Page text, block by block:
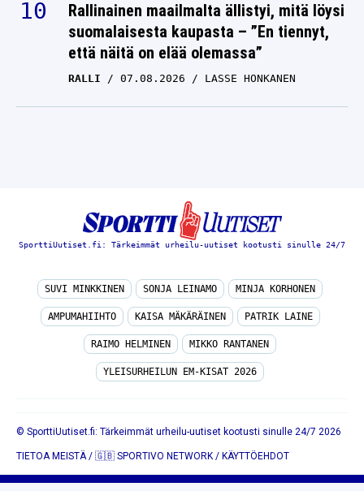
Rallinainen maailmalta ällistyi, mitä löysi
suomalaisesta kaupasta – ”En tiennyt,
että näitä on elää olemassa”
RALLI 07.08.2026 LASSE HONKANEN
SporttiUutiset.fi: Tärkeimmät urheilu-uutiset kootusti sinulle 24/7
SUVI MINKKINEN SONJA LEINAMO MINJA KORHONEN
AMPUMAHIIHTO KAISA MÄKÄRÄINEN PATRIK LAINE
RAIMO HELMINEN MIKKO RANTANEN
YLEISURHEILUN EM-KISAT 2026
© SporttiUutiset.fi: Tärkeimmät urheilu-uutiset kootusti sinulle 24/7 2026
TIETOA MEISTÄ/ 🇬🇧 SPORTIVO NETWORK / KÄYTTÖEHDOT